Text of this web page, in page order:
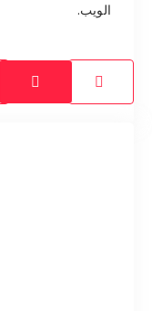
الويب.